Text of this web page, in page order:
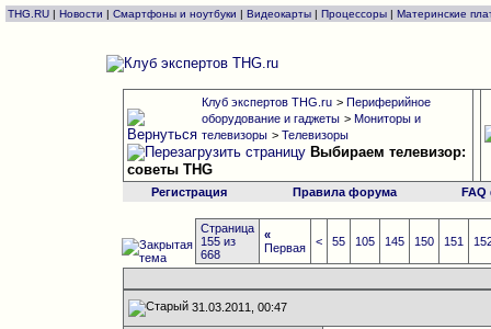
THG.RU | Новости | Смартфоны и ноутбуки | Видеокарты | Процессоры | Материнские
Клуб экспертов THG.ru > Периферийное
оборудование и гаджеты > Мониторы и
телевизоры > Телевизоры
Выбираем телевизор:
советы THG
Регистрация Правила форума
Страница
155 из
668
«
Первая
< 55 105 145 150 151
31.03.2011, 00:47